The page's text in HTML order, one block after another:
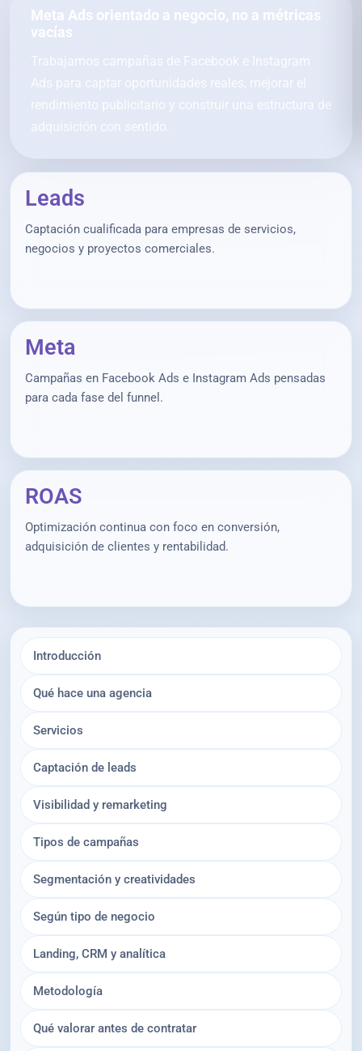
Meta Ads orientado a negocio, no a métricas
vacías
Trabajamos campañas de Facebook e Instagram
Ads para captar oportunidades reales, mejorar el
rendimiento publicitario y construir una estructura de
adquisición con sentido.
Leads
Captación cualificada para empresas de servicios,
negocios y proyectos comerciales.
Meta
Campañas en Facebook Ads e Instagram Ads pensadas
para cada fase del funnel.
ROAS
Optimización continua con foco en conversión,
adquisición de clientes y rentabilidad.
Introducción
Qué hace una agencia
Servicios
Captación de leads
Visibilidad y remarketing
Tipos de campañas
Segmentación y creatividades
Según tipo de negocio
Landing, CRM y analítica
Metodología
Qué valorar antes de contratar